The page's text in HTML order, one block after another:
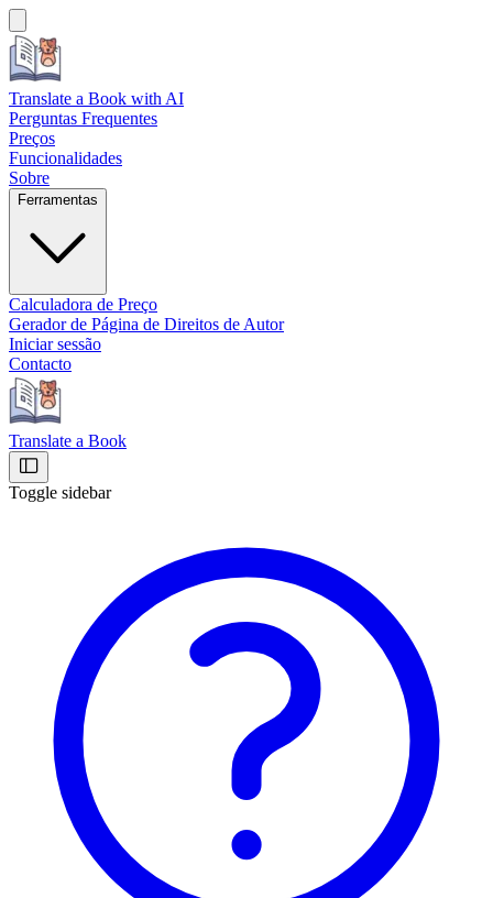
Translate a Book with AI
Perguntas Frequentes
Preços
Funcionalidades
Sobre
Ferramentas
Calculadora de Preço
Gerador de Página de Direitos de Autor
Iniciar sessão
Contacto
Translate a Book
Toggle sidebar